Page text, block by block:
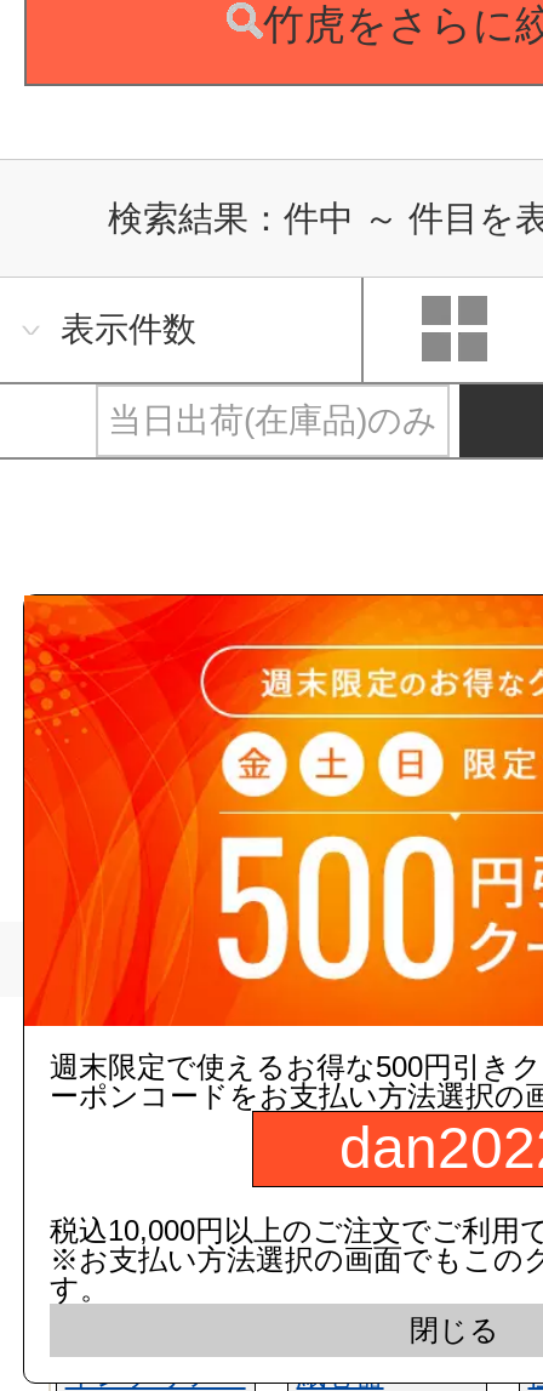
竹虎をさらに
検索結果： 件中 ～ 件目を
表示件数
当日出荷(在庫品)のみ
竹虎とは
トップページ > 竹虎
現在の店舗受注状
インテリア・ 紙巻器
週末限定で使えるお得な500円引き
ーポンコードをお支払い方法選択の
税込10,000円以上のご注文でご利用
※お支払い方法選択の画面でもこの
す。
閉じる